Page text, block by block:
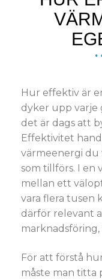
Hur effektiv är
dyker upp varje
det är dags att
Effektivitet
värmeenergi du
som tillförs. I en
mellan ett
vara flera tusen
därför relevant
För att förstå
måste man titta